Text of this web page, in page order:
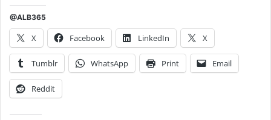
@ALB365
X Facebook LinkedIn X
Tumblr WhatsApp Print Email
Reddit